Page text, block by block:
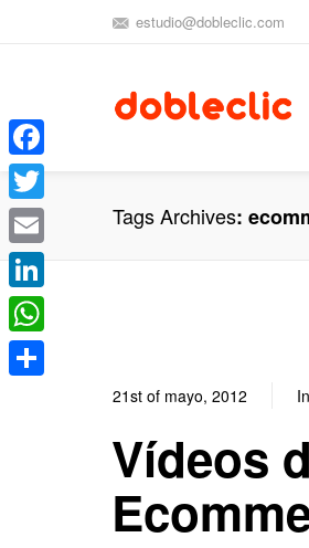
estudio@dobleclic.com
Tags Archives
21st of mayo, 2012
Vídeos
Facebook
Twitter
Email
LinkedIn
WhatsApp